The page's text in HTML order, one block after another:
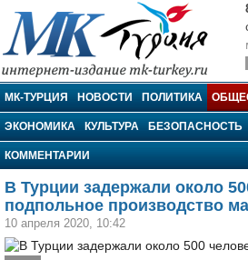
МК-Турция
МК-ТУРЦИЯ НОВОСТИ ПОЛИТИКА
ЭКОНОМИКА КУЛЬТУРА БЕЗОПАСНОСТЬ
КОММЕНТАРИИ
В Турции задержали около
подпольное производство
10 апреля 2020, 10:42